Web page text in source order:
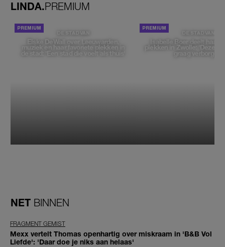
LINDA.PREMIUM
DE STAD VAN
Elske DeWall over Leeuwarden,
muziek en haar favoriete plekken in
de stad: 'Een stad die voelt als thuis'
DE STAD VAN
Isabelle Boer deelt haar
plekken in Zwolle: 'Deze
graag verborgen'
NET BINNEN
FRAGMENT GEMIST
Mexx vertelt Thomas openhartig over miskraam in 'B&B Vol
Liefde': 'Daar doe je niks aan helaas'